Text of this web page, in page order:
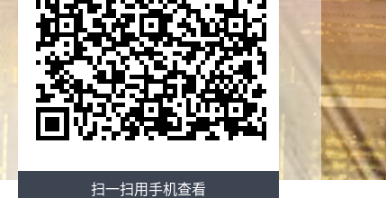
扫一扫用手机查看